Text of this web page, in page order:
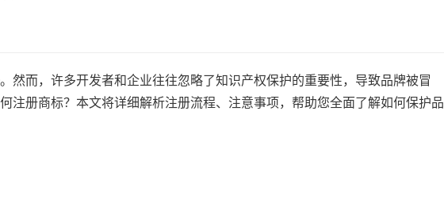
然而，许多开发者和企业往往忽略了知识产权保护的重要性，导致品牌被冒
注册商标？本文将详细解析注册流程、注意事项，帮助您全面了解如何保护品